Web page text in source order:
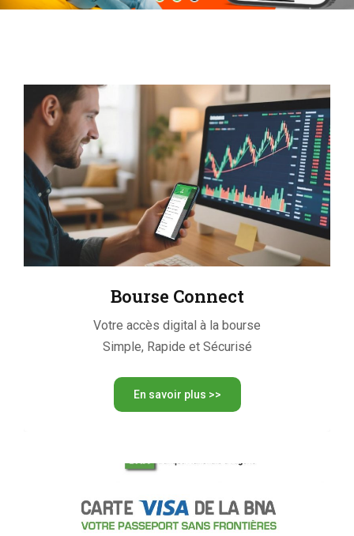
Bourse Connect
Votre accès digital à la bourse
Simple, Rapide et Sécurisé
En savoir plus >>